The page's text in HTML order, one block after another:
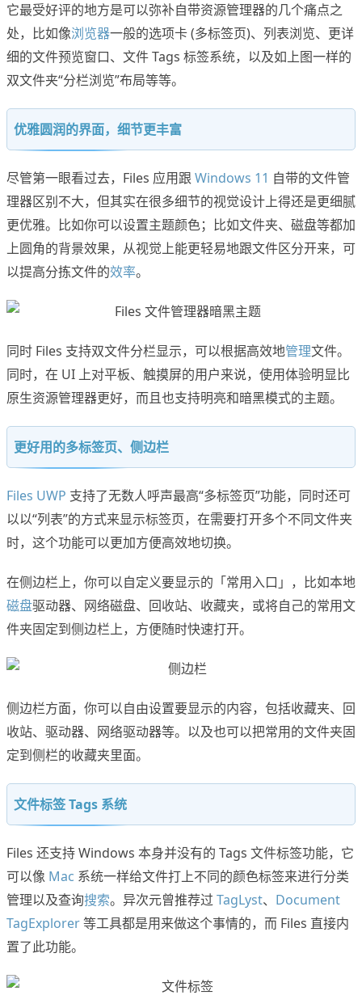
它最受好评的地方是可以弥补自带资源管理器的几个痛点之
处，比如像浏览器一般的选项卡 (多标签页)、列表浏览、更详
细的文件预览窗口、文件 Tags 标签系统，以及如上图一样的
双文件夹“分栏浏览”布局等等。
优雅圆润的界面，细节更丰富
尽管第一眼看过去，Files 应用跟 Windows 11 自带的文件管
理器区别不大，但其实在很多细节的视觉设计上得还是更细腻
更优雅。比如你可以设置主题颜色；比如文件夹、磁盘等都加
上圆角的背景效果，从视觉上能更轻易地跟文件区分开来，可
以提高分拣文件的效率。
同时 Files 支持双文件分栏显示，可以根据高效地管理文件。
同时，在 UI 上对平板、触摸屏的用户来说，使用体验明显比
原生资源管理器更好，而且也支持明亮和暗黑模式的主题。
更好用的多标签页、侧边栏
Files UWP 支持了无数人呼声最高“多标签页”功能，同时还可
以以“列表”的方式来显示标签页，在需要打开多个不同文件夹
时，这个功能可以更加方便高效地切换。
在侧边栏上，你可以自定义要显示的「常用入口」，比如本地
磁盘驱动器、网络磁盘、回收站、收藏夹，或将自己的常用文
件夹固定到侧边栏上，方便随时快速打开。
侧边栏方面，你可以自由设置要显示的内容，包括收藏夹、回
收站、驱动器、网络驱动器等。以及也可以把常用的文件夹固
定到侧栏的收藏夹里面。
文件标签 Tags 系统
Files 还支持 Windows 本身并没有的 Tags 文件标签功能，它
可以像 Mac 系统一样给文件打上不同的颜色标签来进行分类
管理以及查询搜索。异次元曾推荐过 TagLyst、 Document
TagExplorer等工具都是用来做这个事情的，而 Files 直接内
置了此功能。